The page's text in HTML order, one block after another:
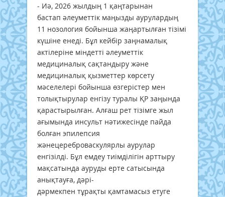
- Иә, 2026 жылдың 1 қаңтарынан
бастап әлеуметтік маңызды аурулардың
11 нозология бойынша жаңартылған тізімі
күшіне енеді. Бұл кейбір заңнамалық
актілеріне міндетті әлеуметтік
медициналық сақтандыру және
медициналық қызметтер көрсету
мәселелері бойынша өзгерістер мен
толықтырулар енгізу туралы ҚР заңында
қарастырылған. Алғаш рет тізімге жыл
ағымында инсульт нәтижесінде пайда
болған эпилепсия
жәнецереброваскулярлы аурулар
енгізілді. Бұл емдеу тиімділігін арттыру
мақсатында ауруды ерте сатысында
анықтауға, дәрі-
дәрмекпен тұрақты қамтамасыз етуге